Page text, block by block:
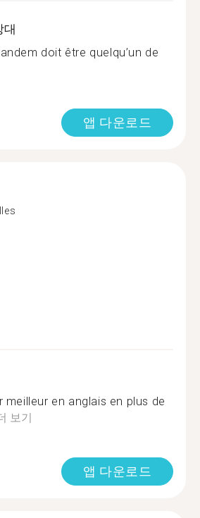
대
doit être quelqu’un de
앱 다운로드
meilleur en anglais en plus de
보기
앱 다운로드